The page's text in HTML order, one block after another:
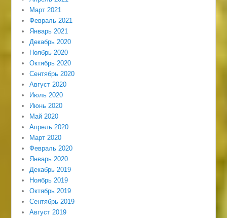
Март 2021
Февраль 2021
Январь 2021
Декабрь 2020
Ноябрь 2020
Октябрь 2020
Сентябрь 2020
Август 2020
Июль 2020
Июнь 2020
Май 2020
Апрель 2020
Март 2020
Февраль 2020
Январь 2020
Декабрь 2019
Ноябрь 2019
Октябрь 2019
Сентябрь 2019
Август 2019